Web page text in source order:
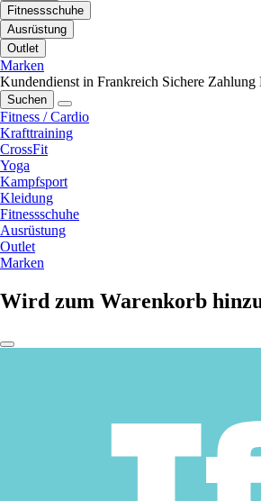
Fitnessschuhe
Ausrüstung
Outlet
Marken
Kundendienst in Frankreich Sichere Zahlung
Suchen
Fitness / Cardio
Krafttraining
CrossFit
Yoga
Kampfsport
Kleidung
Fitnessschuhe
Ausrüstung
Outlet
Marken
Wird zum Warenkorb